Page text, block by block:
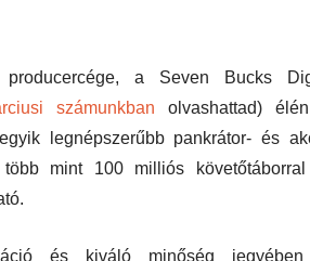
a Seven Bucks
számunkban olvashattad)
legnépszerűbb pankrátor- és
több mint 100 milliós
és kiváló minőség